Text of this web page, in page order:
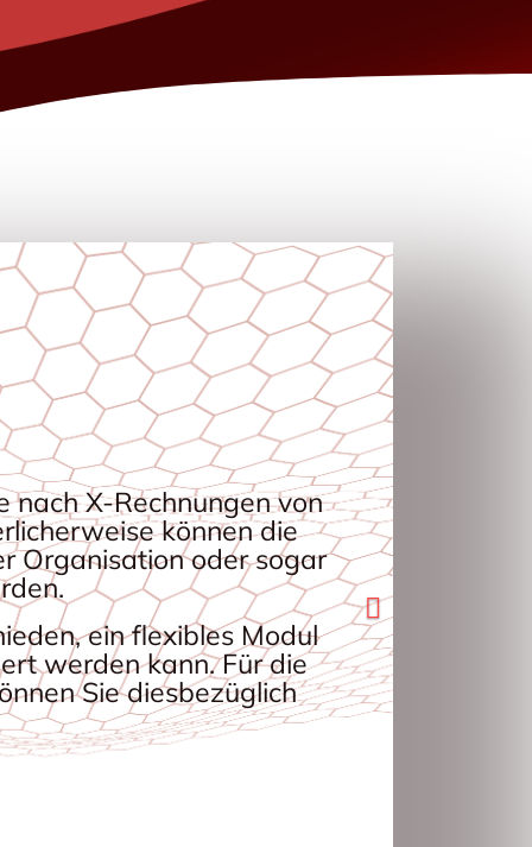
X-Rechnungen von
können die
Organisation oder sogar
ein flexibles Modul
werden kann. Für die
Sie diesbezüglich